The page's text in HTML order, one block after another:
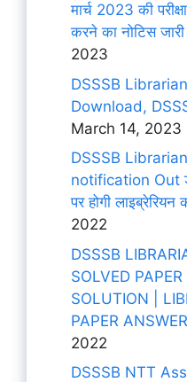
मार्च 2023 की
करने का नोटिस जारी
2023
DSSSB
Download,
March 14, 2023
DSSSB
notification Out
पर होगी लाइब्रेरियन
2022
DSSSB
SOLVED
SOLUTION |
PAPER
2022
DSSSB NTT